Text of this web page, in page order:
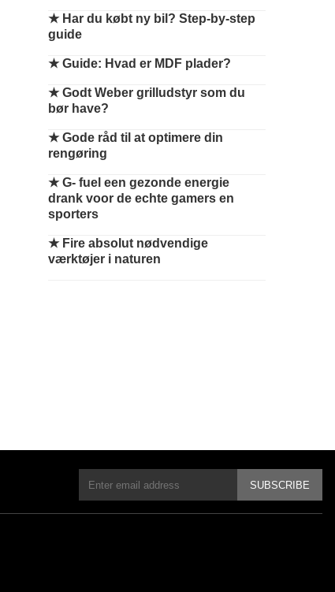
★ Har du købt ny bil? Step-by-step
guide
★Guide: Hvad er MDF plader?
★Godt Weber grilludstyr som du
bør have?
★Gode råd til at optimere din
rengøring
★G- fuel een gezonde energie
drank voor de echte gamers en
sporters
★ Fire absolut nødvendige
værktøjer i naturen
SUBSCRIBE